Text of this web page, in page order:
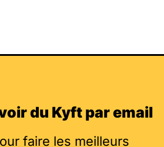
du Kyft par email
faire les meilleurs